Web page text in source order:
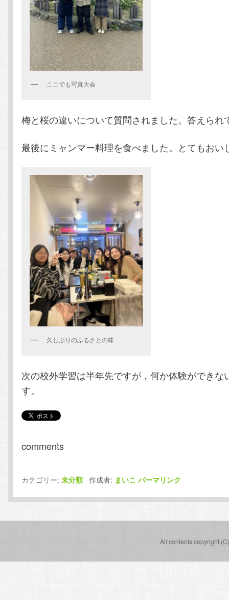
ここでも写真大会
梅と桜の違いについて質問されました。答えられ
最後にミャンマー料理を食べました。とてもおい
久しぶりのふるさとの味
次の校外学習は半年先ですが，何か体験ができな
す。
comments
カテゴリー:未分類作成者: まいこ パーマリンク
All contents copyright